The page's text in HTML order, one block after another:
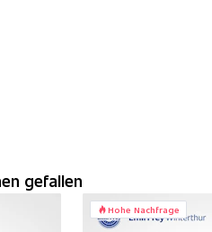
gefallen
Hohe Nachfrage